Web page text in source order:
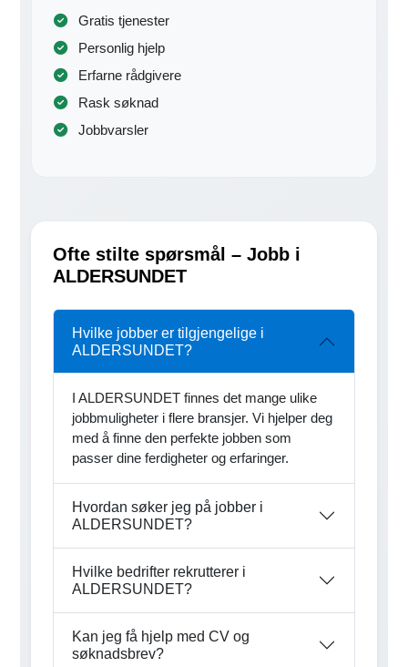
Gratis tjenester
Personlig hjelp
Erfarne rådgivere
Rask søknad
Jobbvarsler
Ofte stilte spørsmål – Jobb i
ALDERSUNDET
Hvilke jobber er tilgjengelige i
ALDERSUNDET?
I ALDERSUNDET finnes det mange ulike
jobbmuligheter i flere bransjer. Vi hjelper deg
med å finne den perfekte jobben som
passer dine ferdigheter og erfaringer.
Hvordan søker jeg på jobber i
ALDERSUNDET?
Hvilke bedrifter rekrutterer i
ALDERSUNDET?
Kan jeg få hjelp med CV og
søknadsbrev?